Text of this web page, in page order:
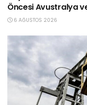
Öncesi Avustralya
6 AĞUSTOS 2026